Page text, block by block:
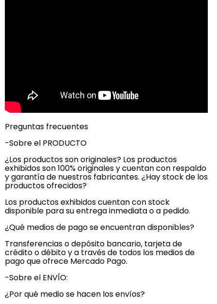
Preguntas frecuentes
-Sobre el PRODUCTO
¿Los productos son originales? Los productos
exhibidos son 100% originales y cuentan con respaldo
y garantía de nuestros fabricantes. ¿Hay stock de los
productos ofrecidos?
Los productos exhibidos cuentan con stock
disponible para su entrega inmediata o a pedido.
¿Qué medios de pago se encuentran disponibles?
Transferencias o depósito bancario, tarjeta de
crédito o débito y a través de todos los medios de
pago que ofrece Mercado Pago.
-Sobre el ENVÍO:
¿Por qué medio se hacen los envíos?